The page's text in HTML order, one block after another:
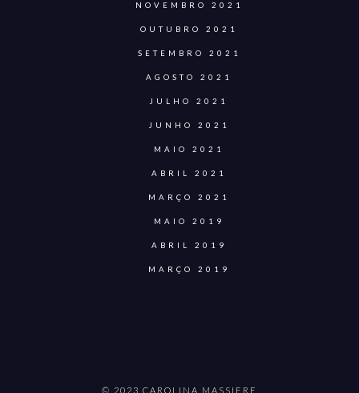
NOVEMBRO 2021
OUTUBRO 2021
SETEMBRO 2021
AGOSTO 2021
JULHO 2021
JUNHO 2021
MAIO 2021
ABRIL 2021
MARÇO 2021
MAIO 2019
ABRIL 2019
MARÇO 2019
© 2023 CAROLINA MASSIERE